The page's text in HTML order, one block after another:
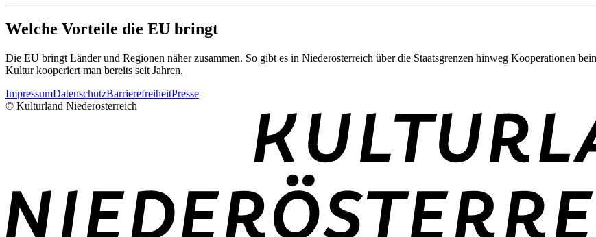
Welche Vorteile die EU bringt
Die EU bringt Länder und Regionen näher zusammen. So gibt es in Niederösterreich über die Staatsgrenzen hinweg Kooperationen
Kultur kooperiert man bereits seit Jahren.
ImpressumDatenschutzBarrierefreiheitPresse
© Kulturland Niederösterreich